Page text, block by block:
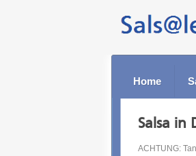
Home
Salsa in
ACHTUNG: